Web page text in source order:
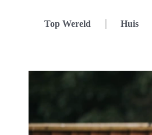
Top Wereld Huis